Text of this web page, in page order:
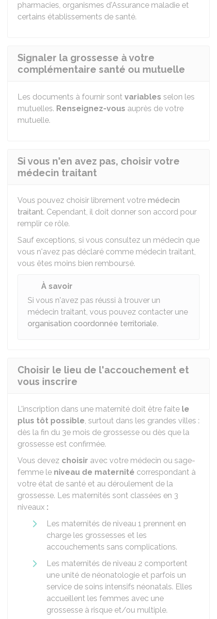
pharmacies, organismes d'Assurance maladie et
certains établissements de santé.
Signaler la grossesse à votre
complémentaire santé ou mutuelle
Les documents à fournir sont variables selon les
mutuelles. Renseignez-vous auprès de votre
mutuelle.
Si vous n'en avez pas, choisir votre
médecin traitant
Vous pouvez choisir librement votre médecin
traitant. Cependant, il doit donner son accord pour
remplir ce rôle.
Sauf exceptions, si vous consultez un médecin que
vous n'avez pas déclaré comme médecin traitant,
vous êtes moins bien remboursé.
À savoir
Si vous n'avez pas réussi à trouver un
médecin traitant, vous pouvez contacter une
organisation coordonnée territoriale.
Choisir le lieu de l'accouchement et
vous inscrire
L'inscription dans une maternité doit être faite le
plus tôt possible, surtout dans les grandes villes :
dès la fin du 3e mois de grossesse ou dès que la
grossesse est confirmée.
Vous devez choisir avec votre médecin ou sage-
femme le niveau de maternité correspondant à
votre état de santé et au déroulement de la
grossesse. Les maternités sont classées en 3
niveaux :
Les maternités de niveau 1 prennent en
charge les grossesses et les
accouchements sans complications.
Les maternités de niveau 2 comportent
une unité de néonatologie et parfois un
service de soins intensifs néonatals. Elles
accueillent les femmes avec une
grossesse à risque et/ou multiple.